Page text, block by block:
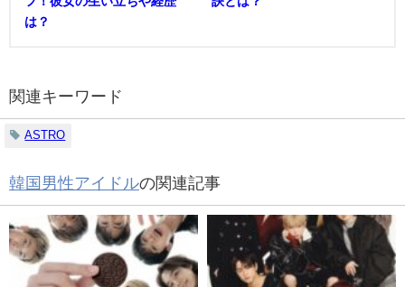
は？
関連キーワード
ASTRO
韓国男性アイドルの関連記事